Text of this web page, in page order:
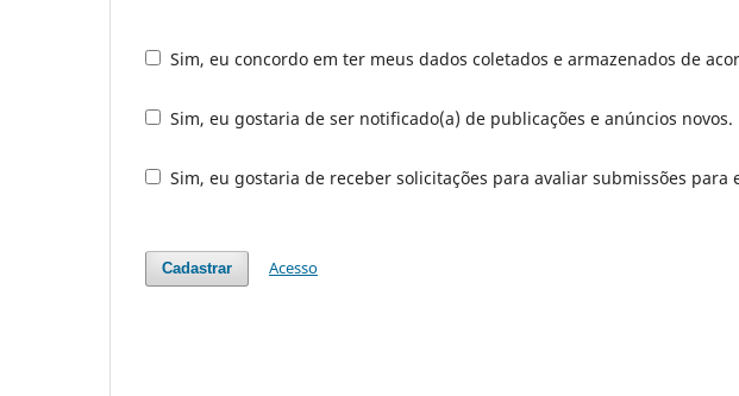
Sim, eu concordo em ter meus dados coletados e armazenados de
Sim, eu gostaria de ser notificado(a) de publicações e anúncios novos.
Sim, eu gostaria de receber solicitações para avaliar submissões para
Cadastrar Acesso